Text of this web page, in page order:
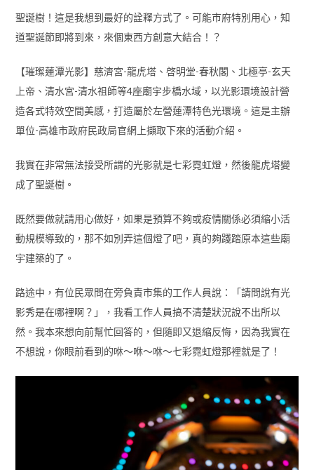
聖誕樹！這是我想到最好的詮釋方式了。可能市府特別用心，知
道聖誕節即將到來，來個東西方創意大結合！？
【璀璨蓮潭光影】慈濟宮-龍虎塔、啓明堂-春秋閣、北極亭-玄天
上帝、清水宮-清水祖師等4座廟宇步橋水域，以光影環境設計營
造各式特效空間美感，打造屬於左營蓮潭特色光環境。這是主辦
單位-高雄市政府民政局官網上擷取下來的活動介紹。
我實在非常無法接受所謂的光影就是七彩霓虹燈，然後龍虎塔變
成了聖誕樹。
既然要做就請用心做好，如果是預算不夠或疫情關係必須縮小活
動規模導致的，那不如別弄這個燈了吧，真的夠踐踏原本這些廟
宇建築的了。
路途中，有位民眾問在旁負責市集的工作人員說：「請問說有光
影秀是在哪裡啊？」，我看工作人員搞不清楚狀況說不出所以
然。我本來想向前幫忙回答的，但隨即又退縮反悔，因為我實在
不想說，你眼前看到的咻～咻～咻～七彩霓虹燈那裡就是了！